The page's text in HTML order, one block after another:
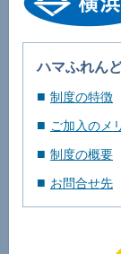
ハマふれん
制度の特徴
ご加入のメ
制度の概要
お問合せ先